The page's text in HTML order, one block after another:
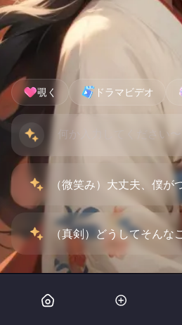
覗く ドラマビデオ
（微笑み）大丈夫、僕が
（真剣）どうしてそんな